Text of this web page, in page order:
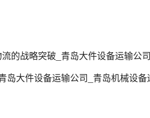
大件设备运输公司_青岛机械设备运输公
备运输公司_青岛机械设备运输公司_